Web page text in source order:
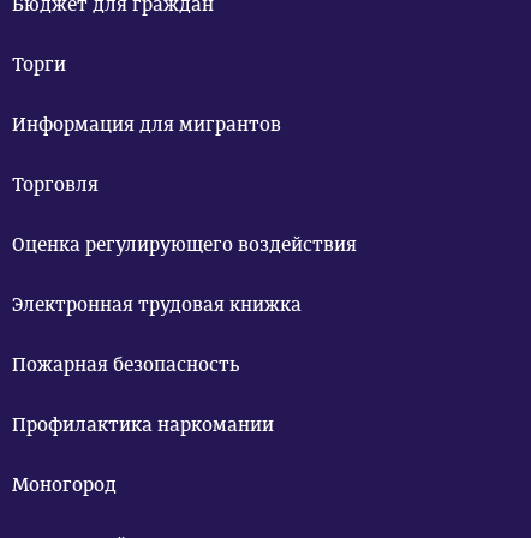
Торги
Информация для мигрантов
Торговля
Оценка регулирующего воздействия
Электронная трудовая книжка
Пожарная безопасность
Профилактика наркомании
Моногород